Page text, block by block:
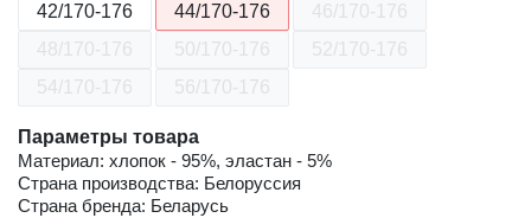
42/170-176
44/170-176
46/170-176
48/170-176
50/170-176
52/170-176
54/170-176
56/170-176
Параметры товара
Материал: хлопок - 95%, эластан - 5%
Страна производства: Белоруссия
Страна бренда: Беларусь